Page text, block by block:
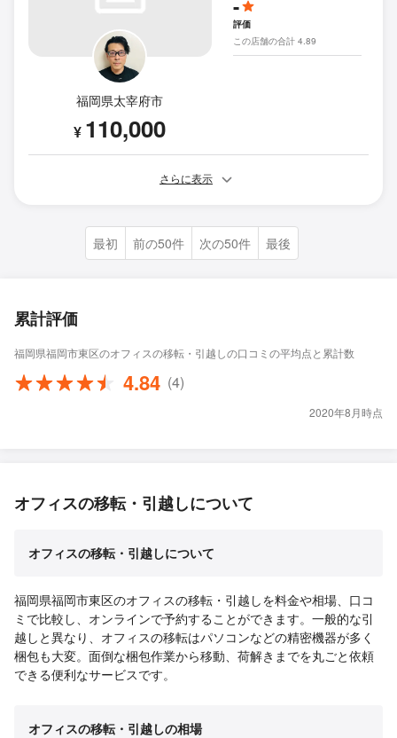
福岡県太宰府市
¥ 110,000
-
評価
この店舗の合計 4.89
さらに表示
最初 前の50件 次の50件 最後
累計評価
福岡県福岡市東区のオフィスの移転・引越しの口コミの平均点と累計数
4.84 (4)
2020年8月時点
オフィスの移転・引越しについて
オフィスの移転・引越しについて
福岡県福岡市東区のオフィスの移転・引越しを料金や相場、口コ
ミで比較し、オンラインで予約することができます。一般的な引
越しと異なり、オフィスの移転はパソコンなどの精密機器が多く
梱包も大変。面倒な梱包作業から移動、荷解きまでを丸ごと依頼
できる便利なサービスです。
オフィスの移転・引越しの相場